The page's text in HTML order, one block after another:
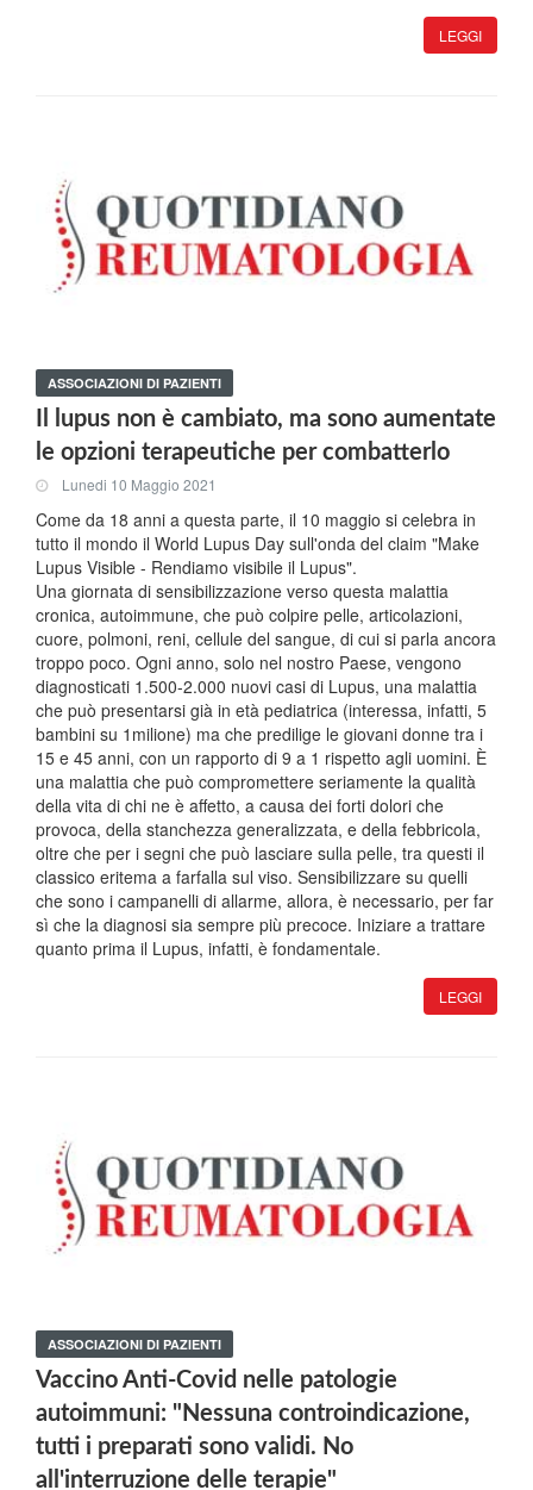
LEGGI
ASSOCIAZIONI DI PAZIENTI
Il lupus non è cambiato, ma sono aumentate
le opzioni terapeutiche per combatterlo
Lunedi 10 Maggio 2021
Come da 18 anni a questa parte, il 10 maggio si celebra in
tutto il mondo il World Lupus Day sull'onda del claim "Make
Lupus Visible - Rendiamo visibile il Lupus".
Una giornata di sensibilizzazione verso questa malattia
cronica, autoimmune, che può colpire pelle, articolazioni,
cuore, polmoni, reni, cellule del sangue, di cui si parla ancora
troppo poco. Ogni anno, solo nel nostro Paese, vengono
diagnosticati 1.500-2.000 nuovi casi di Lupus, una malattia
che può presentarsi già in età pediatrica (interessa, infatti, 5
bambini su 1milione) ma che predilige le giovani donne tra i
15 e 45 anni, con un rapporto di 9 a 1 rispetto agli uomini. È
una malattia che può compromettere seriamente la qualità
della vita di chi ne è affetto, a causa dei forti dolori che
provoca, della stanchezza generalizzata, e della febbricola,
oltre che per i segni che può lasciare sulla pelle, tra questi il
classico eritema a farfalla sul viso. Sensibilizzare su quelli
che sono i campanelli di allarme, allora, è necessario, per far
sì che la diagnosi sia sempre più precoce. Iniziare a trattare
quanto prima il Lupus, infatti, è fondamentale.
LEGGI
ASSOCIAZIONI DI PAZIENTI
Vaccino Anti-Covid nelle patologie
autoimmuni: "Nessuna controindicazione,
tutti i preparati sono validi. No
all'interruzione delle terapie"